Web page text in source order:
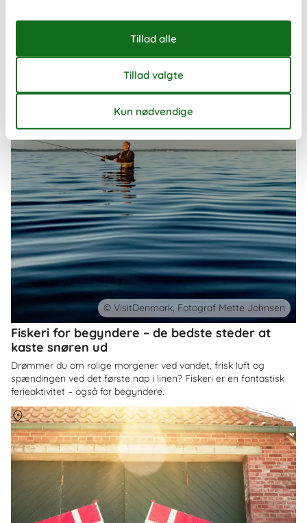
eller en mindre gruppe venner.
Fiskeri for begyndere – de bedste steder at
kaste snøren ud
Drømmer du om rolige morgener ved vandet, frisk luft og
spændingen ved det første nap i linen? Fiskeri er en fantastisk
ferieaktivitet – også for begyndere.
© VisitDenmark, Fotograf Mette Johnsen
OmDanmark